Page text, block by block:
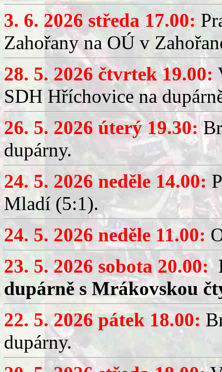
3. 6. 2026 středa 17.00:
Zahořany na OÚ v
28. 5. 2026 čtvrtek 19.00:
SDH Hříchovice na
26. 5. 2026 úterý 19.30:
dupárny.
24. 5. 2026 neděle 14.00:
Mladí (5:1).
24. 5. 2026 neděle 11.00:
23. 5. 2026 sobota 20.00:
dupárně s Mrákovskou
22. 5. 2026 pátek 18.00:
dupárny.